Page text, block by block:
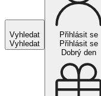
Vyhledat
Vyhledat
Přihlásit se
Přihlásit se
Dobrý den